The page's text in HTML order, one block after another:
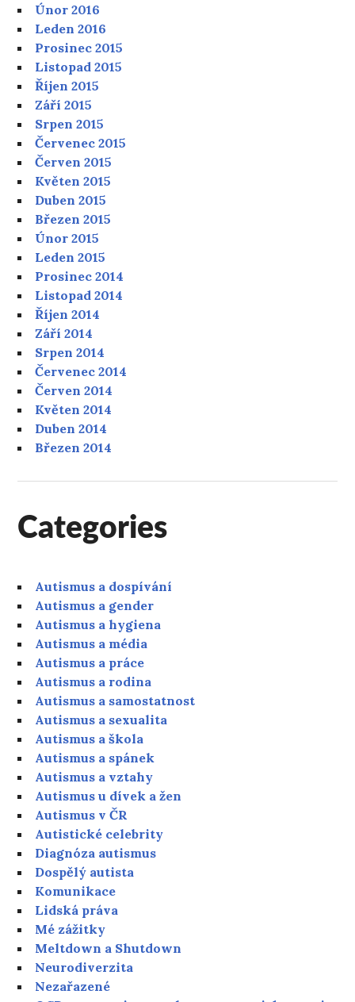
Únor 2016
Leden 2016
Prosinec 2015
Listopad 2015
Říjen 2015
Září 2015
Srpen 2015
Červenec 2015
Červen 2015
Květen 2015
Duben 2015
Březen 2015
Únor 2015
Leden 2015
Prosinec 2014
Listopad 2014
Říjen 2014
Září 2014
Srpen 2014
Červenec 2014
Červen 2014
Květen 2014
Duben 2014
Březen 2014
Categories
Autismus a dospívání
Autismus a gender
Autismus a hygiena
Autismus a média
Autismus a práce
Autismus a rodina
Autismus a samostatnost
Autismus a sexualita
Autismus a škola
Autismus a spánek
Autismus a vztahy
Autismus u dívek a žen
Autismus v ČR
Autistické celebrity
Diagnóza autismus
Dospělý autista
Komunikace
Lidská práva
Mé zážitky
Meltdown a Shutdown
Neurodiverzita
Nezařazené